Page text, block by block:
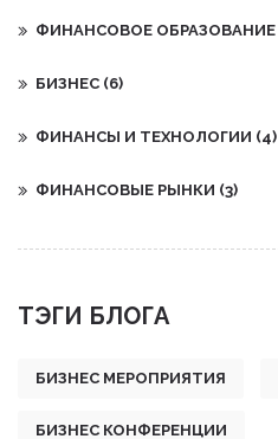
ФИНАНСОВОЕ ОБРАЗОВАНИЕ
БИЗНЕС (6)
ФИНАНСЫ И ТЕХНОЛОГИИ (4)
ФИНАНСОВЫЕ РЫНКИ (3)
ТЭГИ БЛОГА
БИЗНЕС МЕРОПРИЯТИЯ
БИЗНЕС КОНФЕРЕНЦИИ